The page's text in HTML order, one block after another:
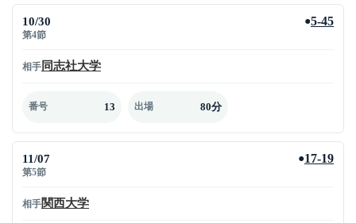
10/30
第4節
●5-45
相手 同志社大学
番号 13 出場 80分
11/07
第5節
●17-19
相手関西大学